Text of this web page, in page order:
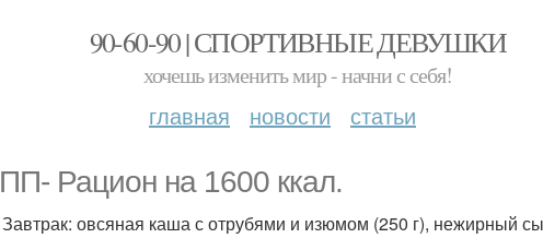
90-60-90 | СПОРТИВНЫЕ ДЕВУШКИ
хочешь изменить мир - начни с себя!
главная новости статьи
ПП- Рацион на 1600 ккал.
Завтрак: овсяная каша с отрубями и изюмом (250 г), нежирный